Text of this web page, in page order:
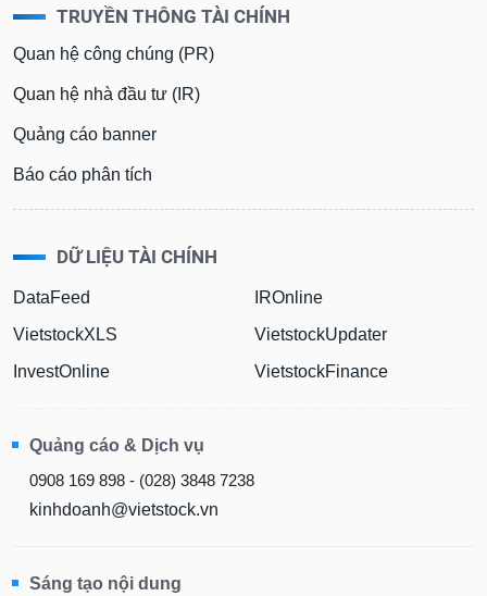
TRUYỀN THÔNG TÀI CHÍNH
Quan hệ công chúng (PR)
Quan hệ nhà đầu tư (IR)
Quảng cáo banner
Báo cáo phân tích
DỮ LIỆU TÀI CHÍNH
DataFeed
VietstockXLS
InvestOnline
IROnline
VietstockUpdater
VietstockFinance
Quảng cáo & Dịch vụ
0908 169 898 - (028) 3848 7238
kinhdoanh@vietstock.vn
Sáng tạo nội dung